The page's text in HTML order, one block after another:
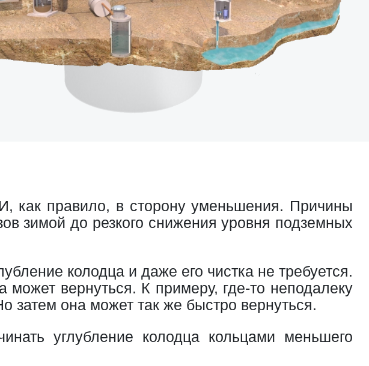
как правило, в сторону уменьшения. Причины
зимой до резкого снижения уровня подземных
колодца и даже его чистка не требуется.
вернуться. К примеру, где-то неподалеку
затем она может так же быстро вернуться.
углубление колодца кольцами меньшего